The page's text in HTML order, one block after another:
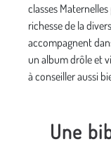
classes
richesse de la
accompagnent
un album drôle et
à conseiller aussi
Une